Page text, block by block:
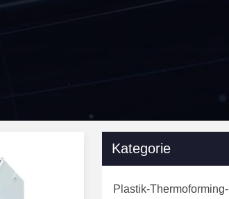
Kategorie
Plastik-Thermoforming-